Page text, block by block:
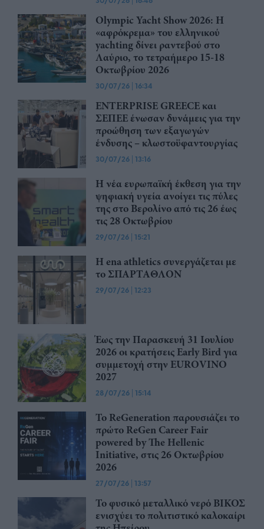
Olympic Yacht Show 2026: Η
«αφρόκρεμα» του ελληνικού
yachting δίνει ραντεβού στο
Λαύριο, το τετραήμερο 15-18
Οκτωβρίου 2026
30/07/26 | 16:34
ENTERPRISE GREECE και
ΣΕΠΕΕ ένωσαν δυνάμεις για την
προώθηση των εξαγωγών
ένδυσης – κλωστοϋφαντουργίας
30/07/26 | 13:16
Η νέα ευρωπαϊκή έκθεση για την
ψηφιακή υγεία ανοίγει τις πύλες
της στο Βερολίνο από τις 26 έως
τις 28 Οκτωβρίου
29/07/26 | 15:21
Η ena athletics συνεργάζεται με
το ΣΠΑΡΤΑΘΛΟΝ
29/07/26 | 12:23
Έως την Παρασκευή 31 Ιουλίου
2026 οι κρατήσεις Early Bird για
συμμετοχή στην EUROVINO
2027
28/07/26 | 15:14
Το ReGeneration παρουσιάζει το
πρώτο ReGen Career Fair
powered by The Hellenic
Initiative, στις 26 Οκτωβρίου
2026
27/07/26 | 13:57
Το φυσικό μεταλλικό νερό ΒΙΚΟΣ
ενισχύει το πολιτιστικό καλοκαίρι